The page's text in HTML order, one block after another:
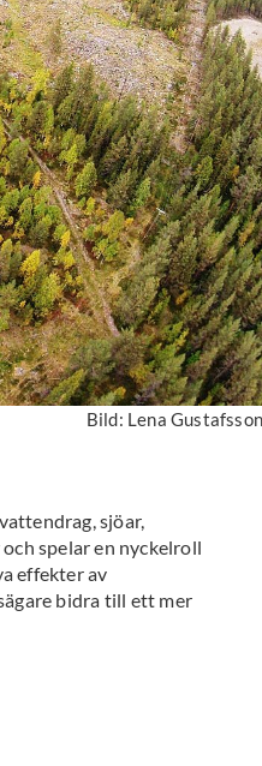
Bild: Lena Gustafsson
sjöar,
spelar en nyckelroll
effekter av
bidra till ett mer